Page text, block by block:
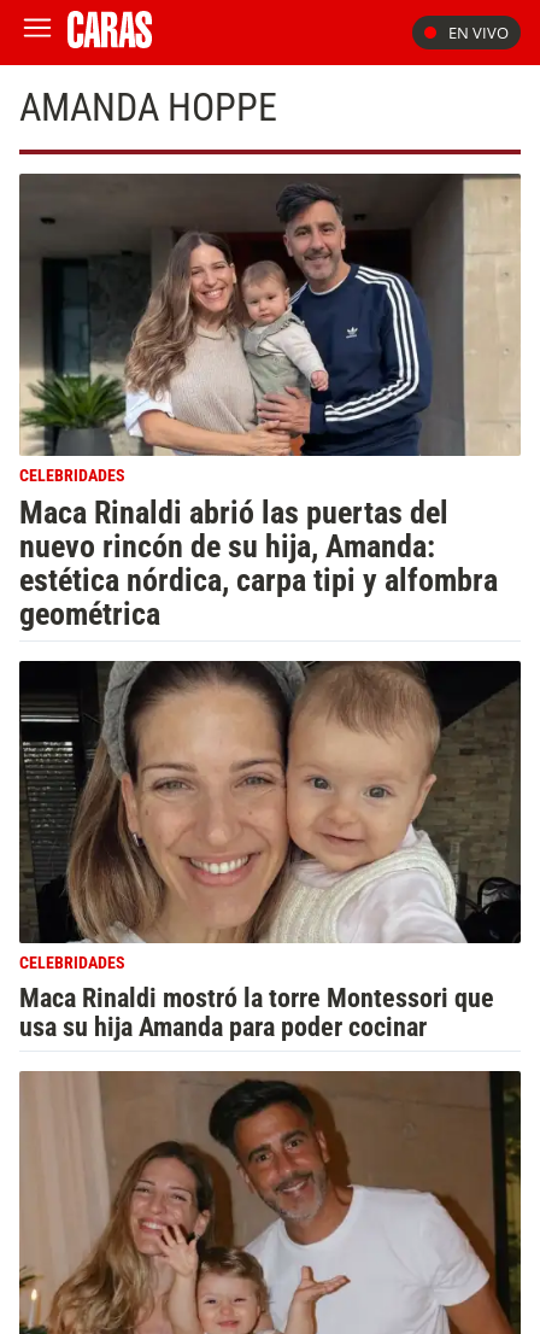
EN VIVO
AMANDA HOPPE
CELEBRIDADES
Maca Rinaldi abrió las puertas del
nuevo rincón de su hija, Amanda:
estética nórdica, carpa tipi y alfombra
geométrica
CELEBRIDADES
Maca Rinaldi mostró la torre Montessori que
usa su hija Amanda para poder cocinar